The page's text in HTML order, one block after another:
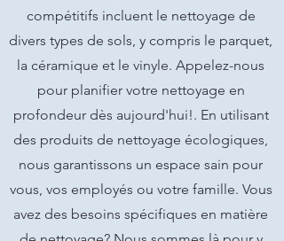
compétitifs incluent le nettoyage de
divers types de sols, y compris le parquet,
la céramique et le vinyle. Appelez-nous
pour planifier votre nettoyage en
profondeur dès aujourd'hui!. En utilisant
des produits de nettoyage écologiques,
nous garantissons un espace sain pour
vous, vos employés ou votre famille. Vous
avez des besoins spécifiques en matière